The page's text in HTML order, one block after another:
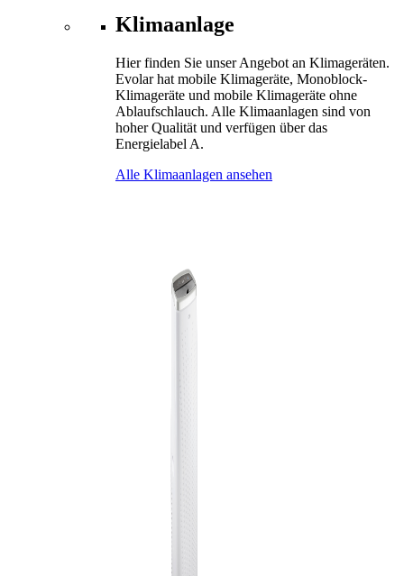
Klimaanlage
Hier finden Sie unser Angebot an Klimageräten.
Evolar hat mobile Klimageräte, Monoblock-
Klimageräte und mobile Klimageräte ohne
Ablaufschlauch. Alle Klimaanlagen sind von
hoher Qualität und verfügen über das
Energielabel A.
Alle Klimaanlagen ansehen